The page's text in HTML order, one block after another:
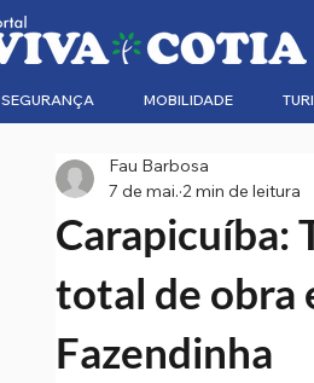
SEGURANÇA MOBILIDADE
Carapicuíba:
total de obra
Fazendinha
Fau Barbosa
7 de mai. 2 min de leitura